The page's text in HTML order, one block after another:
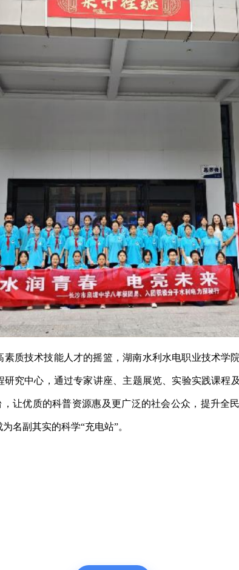
素质技术技能人才的摇篮，湖南水利水电职业技术学
研究中心，通过专家讲座、主题展览、实验实践课程
让优质的科普资源惠及更广泛的社会公众，提升全
名副其实的科学“充电站”。